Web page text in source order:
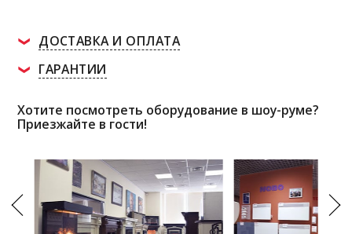
ДОСТАВКА И ОПЛАТА
ГАРАНТИИ
Хотите посмотреть оборудование в шоу-руме?
Приезжайте в гости!